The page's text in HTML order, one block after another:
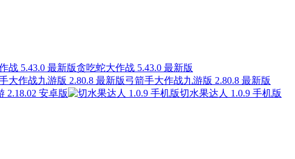
贪吃蛇大作战 5.43.0 最新版
弓箭手大作战九游版 2.80.8 最新版
2.18.02 安卓版 切水果达人 1.0.9 手机版